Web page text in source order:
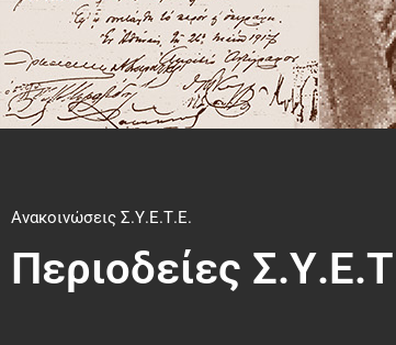
Ανακοινώσεις Σ.Υ.Ε.Τ.Ε.
Περιοδείες